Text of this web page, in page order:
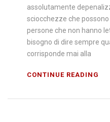
assolutamente
sciocchezze che
persone che non hanno
bisogno di dire sempre
corrisponde mai alla
CONTINUE READING